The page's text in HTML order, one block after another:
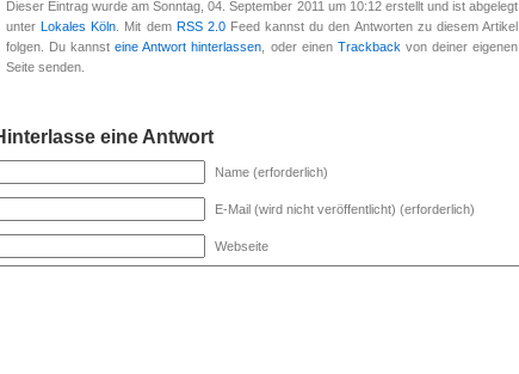
Dieser Eintrag wurde am Sonntag, 04. September 2011 um 10:12 erstellt und ist abgelegt
unterLokales Köln . Mit dem RSS 2.0Feed kannst du den Antworten zu diesem Artikel
folgen. Du kannsteine Antwort hinterlassen , oder einen Trackback von deiner eigenen
Seite senden.
eine Antwort
Name (erforderlich)
E-Mail (wird nicht veröffentlicht) (erforderlich)
Webseite